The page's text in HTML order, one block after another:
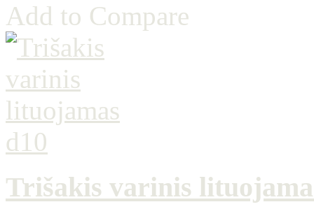
Add to Compare
Trišakis varinis